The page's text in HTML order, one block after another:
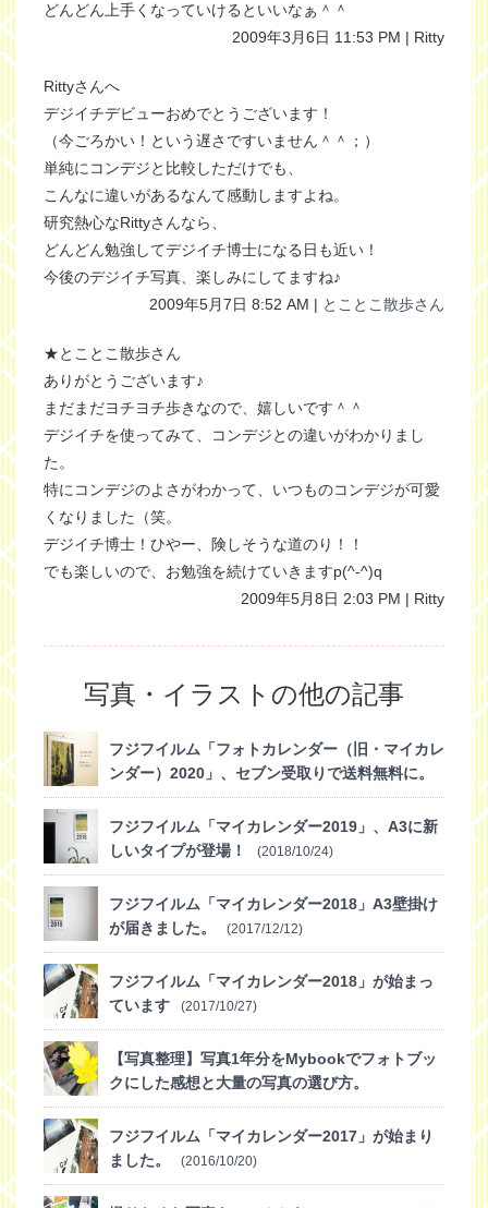
どんどん上手くなっていけるといいなぁ＾＾
2009年3月6日 11:53 PM | Ritty
Rittyさんへ
デジイチデビューおめでとうございます！
（今ごろかい！という遅さですいません＾＾；）
単純にコンデジと比較しただけでも、
こんなに違いがあるなんて感動しますよね。
研究熱心なRittyさんなら、
どんどん勉強してデジイチ博士になる日も近い！
今後のデジイチ写真、楽しみにしてますね♪
2009年5月7日 8:52 AM | とことこ散歩さん
★とことこ散歩さん
ありがとうございます♪
まだまだヨチヨチ歩きなので、嬉しいです＾＾
デジイチを使ってみて、コンデジとの違いがわかりまし
た。
特にコンデジのよさがわかって、いつものコンデジが可愛
くなりました（笑。
デジイチ博士！ひやー、険しそうな道のり！！
でも楽しいので、お勉強を続けていきますp(^-^)q
2009年5月8日 2:03 PM | Ritty
写真・イラストの他の記事
フジフイルム「フォトカレンダー（旧・マイカレ
ンダー）2020」、セブン受取りで送料無料に。
(2019/10/30)
フジフイルム「マイカレンダー2019」、A3に新
しいタイプが登場！
(2018/10/24)
フジフイルム「マイカレンダー2018」A3壁掛け
が届きました。
(2017/12/12)
フジフイルム「マイカレンダー2018」が始まっ
ています
(2017/10/27)
【写真整理】写真1年分をMybookでフォトブッ
クにした感想と大量の写真の選び方。
(2016/12/07)
フジフイルム「マイカレンダー2017」が始まり
ました。
(2016/10/20)